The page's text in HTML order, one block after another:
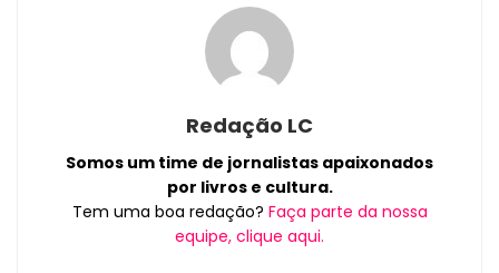
Redação LC
Somos um time de jornalistas apaixonados
por livros e cultura.
Tem uma boa redação? Faça parte da nossa
equipe, clique aqui.